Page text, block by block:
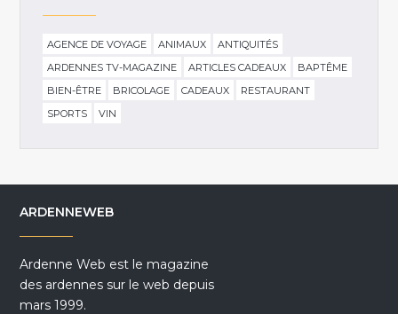
AGENCE DE VOYAGE ANIMAUX
ANTIQUITÉS
ARDENNES TV-MAGAZINE
ARTICLES CADEAUX
BAPTÊME
BIEN-ÊTRE
BRICOLAGE CADEAUX
RESTAURANT
SPORTS
VIN
ARDENNEWEB
Ardenne Web est le magazine
des ardennes sur le web depuis
mars 1999.